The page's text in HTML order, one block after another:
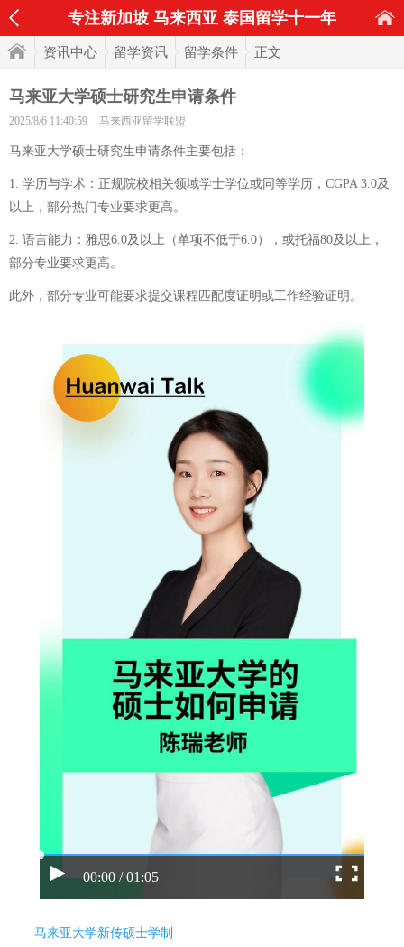
专注新加坡 马来西亚 泰国留学十一年
资讯中心 留学资讯 留学条件 正文
马来亚大学硕士研究生申请条件
2025/8/6 11:40:59 马来西亚留学联盟
马来亚大学硕士研究生申请条件主要包括：
1. 学历与学术：正规院校相关领域学士学位或同等学历，CGPA 3.0及
以上，部分热门专业要求更高。
2. 语言能力：雅思6.0及以上（单项不低于6.0），或托福80及以上，
部分专业要求更高。
此外，部分专业可能要求提交课程匹配度证明或工作经验证明。
00:00 / 01:05
马来亚大学新传硕士学制